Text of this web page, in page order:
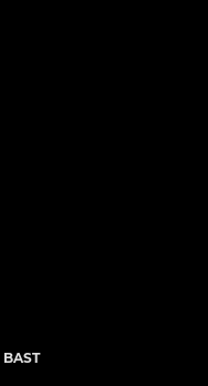
BAST